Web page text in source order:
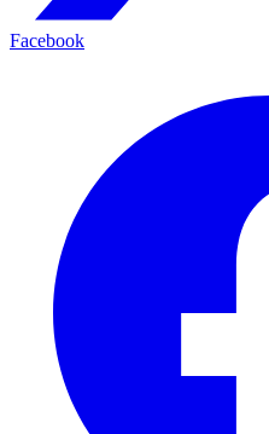
Facebook